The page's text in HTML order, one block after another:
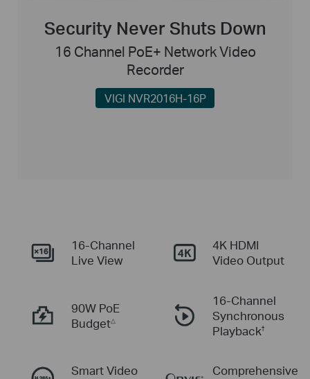
Security Never Shuts Down
VIGI NVR2016H-16P
16 Channel PoE+ Network Video
Recorder
16-Channel
Live View
4K HDMI
Video Output
90W PoE
Budget△
16-Channel
Synchronous
Playback†
Smart Video
Comprehensive